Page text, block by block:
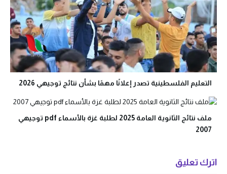
التعليم الفلسطينية تصدر إعلانًا مهمًا بشأن نتائج توجيهي 2026
ملف نتائج الثانوية العامة 2025 لطلبة غزة بالأسماء pdf توجيهي
2007
اترك تعليق